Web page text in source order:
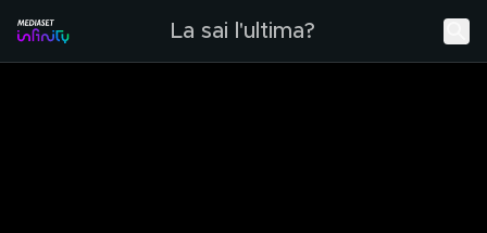
La sai l'ultima?